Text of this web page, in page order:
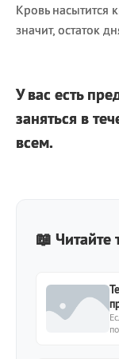
Кровь насытится
значит, остаток
У вас есть
заняться в
всем.
📖 Читайте